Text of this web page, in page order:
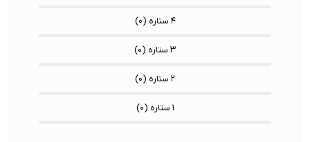
۴ ستاره ( ۰)
۳ ستاره ( ۰)
۲ ستاره ( ۰)
۱ ستاره ( ۰)